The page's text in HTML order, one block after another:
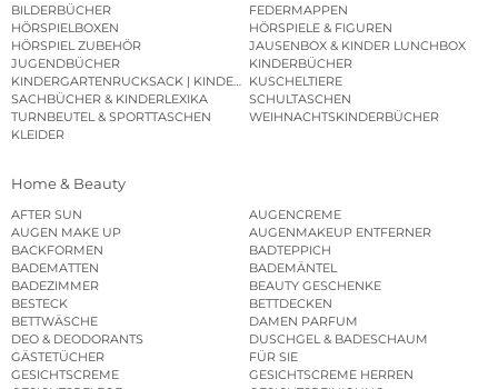
BILDERBÜCHER
FEDERMAPPEN
HÖRSPIELBOXEN
HÖRSPIELE & FIGUREN
HÖRSPIEL ZUBEHÖR
JAUSENBOX & KINDER LUNCHBOX
JUGENDBÜCHER
KINDERBÜCHER
KINDERGARTENRUCKSACK | KINDERGARTENBEUTEL
KUSCHELTIERE
SACHBÜCHER & KINDERLEXIKA
SCHULTASCHEN
TURNBEUTEL & SPORTTASCHEN
WEIHNACHTSKINDERBÜCHER
KLEIDER
Home & Beauty
AFTER SUN
AUGENCREME
AUGEN MAKE UP
AUGENMAKEUP ENTFERNER
BACKFORMEN
BADTEPPICH
BADEMATTEN
BADEMÄNTEL
BADEZIMMER
BEAUTY GESCHENKE
BESTECK
BETTDECKEN
BETTWÄSCHE
DAMEN PARFUM
DEO & DEODORANTS
DUSCHGEL & BADESCHAUM
GÄSTETÜCHER
FÜR SIE
GESICHTSCREME
GESICHTSCREME HERREN